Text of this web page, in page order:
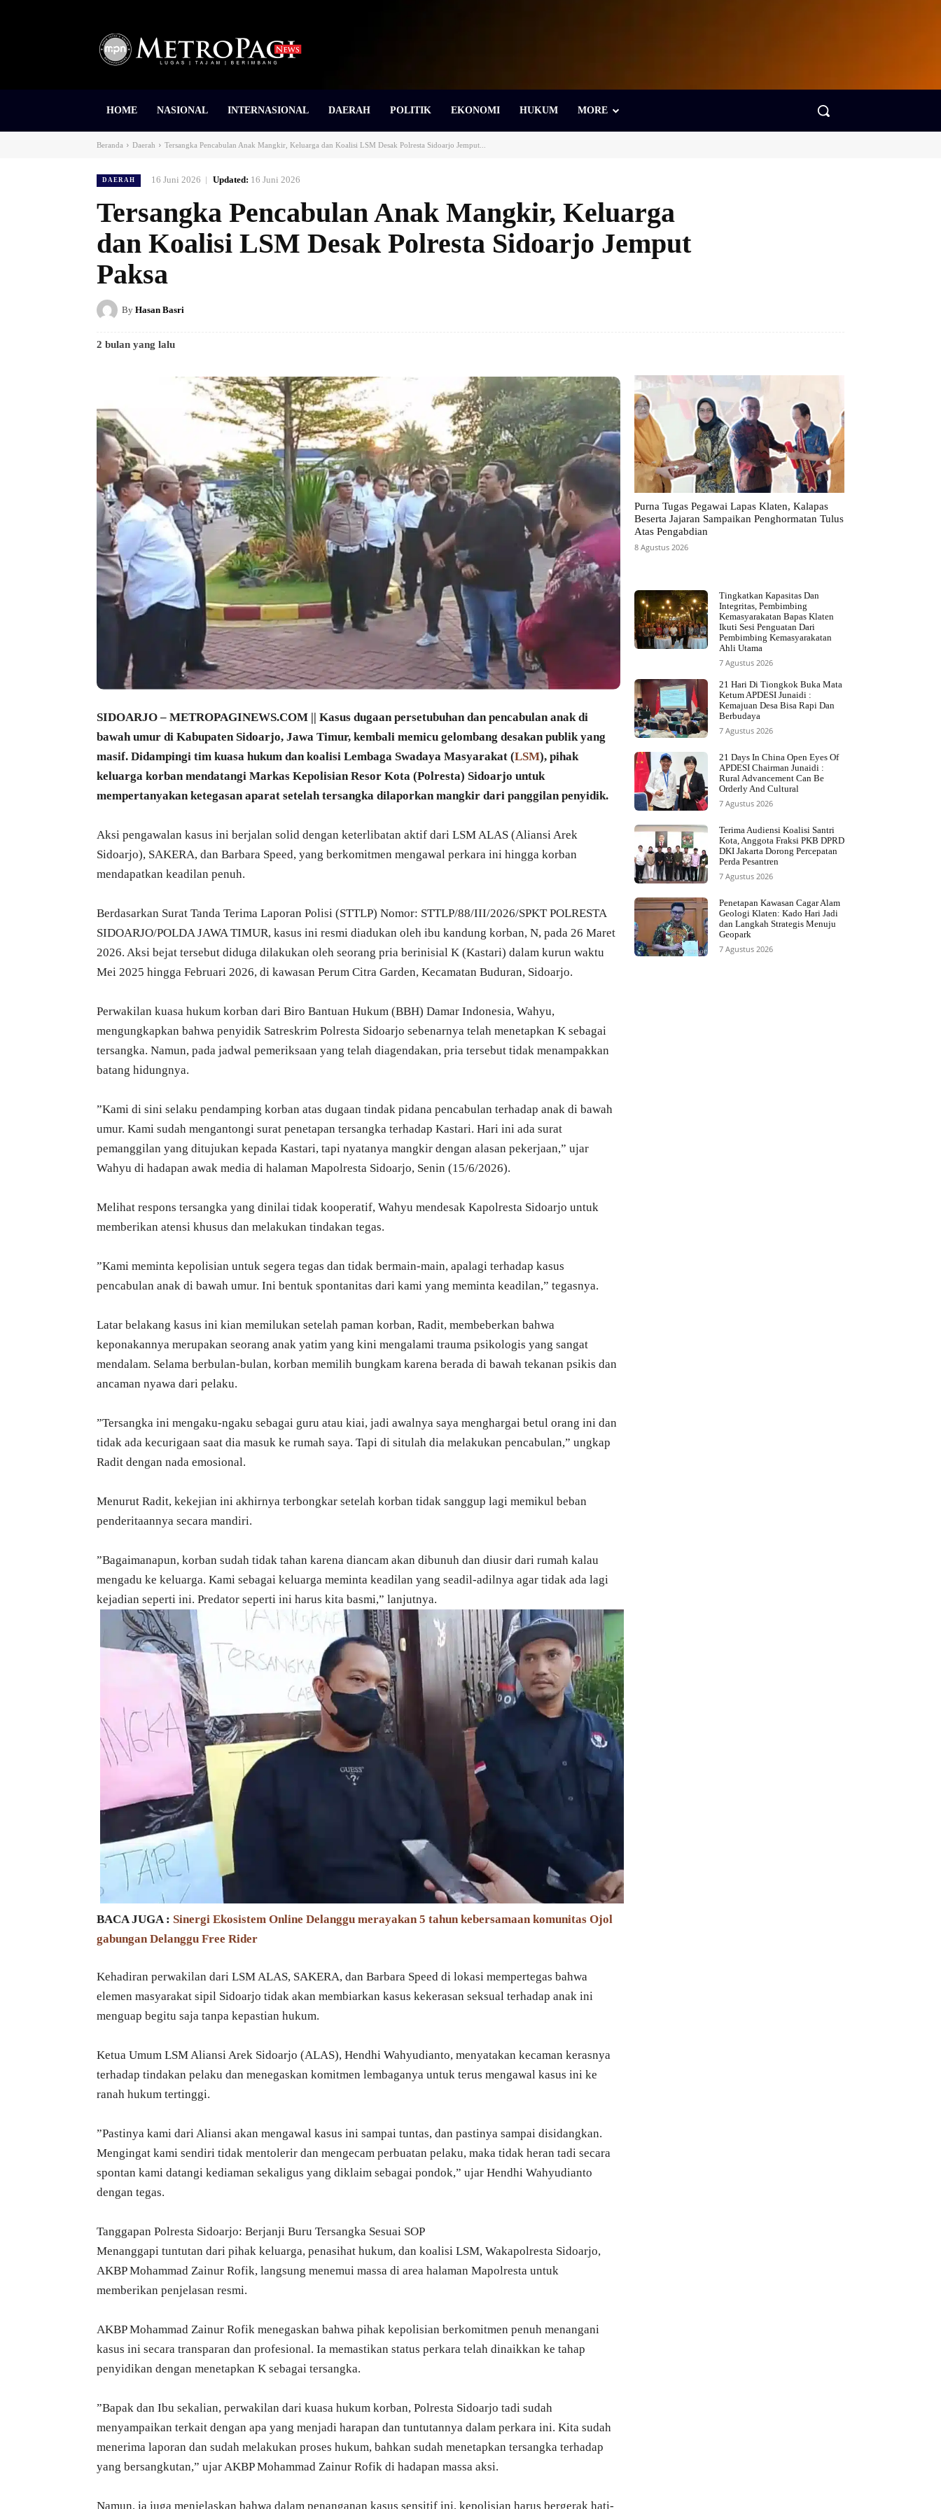
HOME NASIONAL INTERNASIONAL DAERAH POLITIK EKONOMI HUKUM MORE
Beranda Daerah Tersangka Pencabulan Anak Mangkir, Keluarga dan Koalisi LSM Desak Polresta Sidoarjo Jemput...
DAERAH 16 Juni 2026 Updated: 16 Juni 2026
Tersangka Pencabulan Anak Mangkir, Keluarga
dan Koalisi LSM Desak Polresta Sidoarjo Jemput
Paksa
By Hasan Basri
2 bulan yang lalu
SIDOARJO – METROPAGINEWS.COM || Kasus dugaan persetubuhan dan pencabulan anak di
bawah umur di Kabupaten Sidoarjo, Jawa Timur, kembali memicu gelombang desakan publik yang
masif. Didampingi tim kuasa hukum dan koalisi Lembaga Swadaya Masyarakat (LSM), pihak
keluarga korban mendatangi Markas Kepolisian Resor Kota (Polresta) Sidoarjo untuk
mempertanyakan ketegasan aparat setelah tersangka dilaporkan mangkir dari panggilan penyidik.
​Aksi pengawalan kasus ini berjalan solid dengan keterlibatan aktif dari LSM ALAS (Aliansi Arek
Sidoarjo), SAKERA, dan Barbara Speed, yang berkomitmen mengawal perkara ini hingga korban
mendapatkan keadilan penuh.
​Berdasarkan Surat Tanda Terima Laporan Polisi (STTLP) Nomor: STTLP/88/III/2026/SPKT POLRESTA
SIDOARJO/POLDA JAWA TIMUR, kasus ini resmi diadukan oleh ibu kandung korban, N, pada 26 Maret
2026. Aksi bejat tersebut diduga dilakukan oleh seorang pria berinisial K (Kastari) dalam kurun waktu
Mei 2025 hingga Februari 2026, di kawasan Perum Citra Garden, Kecamatan Buduran, Sidoarjo.
​Perwakilan kuasa hukum korban dari Biro Bantuan Hukum (BBH) Damar Indonesia, Wahyu,
mengungkapkan bahwa penyidik Satreskrim Polresta Sidoarjo sebenarnya telah menetapkan K sebagai
tersangka. Namun, pada jadwal pemeriksaan yang telah diagendakan, pria tersebut tidak menampakkan
batang hidungnya.
​”Kami di sini selaku pendamping korban atas dugaan tindak pidana pencabulan terhadap anak di bawah
umur. Kami sudah mengantongi surat penetapan tersangka terhadap Kastari. Hari ini ada surat
pemanggilan yang ditujukan kepada Kastari, tapi nyatanya mangkir dengan alasan pekerjaan,” ujar
Wahyu di hadapan awak media di halaman Mapolresta Sidoarjo, Senin (15/6/2026).
​Melihat respons tersangka yang dinilai tidak kooperatif, Wahyu mendesak Kapolresta Sidoarjo untuk
memberikan atensi khusus dan melakukan tindakan tegas.
​”Kami meminta kepolisian untuk segera tegas dan tidak bermain-main, apalagi terhadap kasus
pencabulan anak di bawah umur. Ini bentuk spontanitas dari kami yang meminta keadilan,” tegasnya.
​Latar belakang kasus ini kian memilukan setelah paman korban, Radit, membeberkan bahwa
keponakannya merupakan seorang anak yatim yang kini mengalami trauma psikologis yang sangat
mendalam. Selama berbulan-bulan, korban memilih bungkam karena berada di bawah tekanan psikis dan
ancaman nyawa dari pelaku.
​”Tersangka ini mengaku-ngaku sebagai guru atau kiai, jadi awalnya saya menghargai betul orang ini dan
tidak ada kecurigaan saat dia masuk ke rumah saya. Tapi di situlah dia melakukan pencabulan,” ungkap
Radit dengan nada emosional.
​Menurut Radit, kekejian ini akhirnya terbongkar setelah korban tidak sanggup lagi memikul beban
penderitaannya secara mandiri.
​”Bagaimanapun, korban sudah tidak tahan karena diancam akan dibunuh dan diusir dari rumah kalau
mengadu ke keluarga. Kami sebagai keluarga meminta keadilan yang seadil-adilnya agar tidak ada lagi
kejadian seperti ini. Predator seperti ini harus kita basmi,” lanjutnya.
BACA JUGA : Sinergi Ekosistem Online Delanggu merayakan 5 tahun kebersamaan komunitas Ojol
gabungan Delanggu Free Rider
​Kehadiran perwakilan dari LSM ALAS, SAKERA, dan Barbara Speed di lokasi mempertegas bahwa
elemen masyarakat sipil Sidoarjo tidak akan membiarkan kasus kekerasan seksual terhadap anak ini
menguap begitu saja tanpa kepastian hukum.
​Ketua Umum LSM Aliansi Arek Sidoarjo (ALAS), Hendhi Wahyudianto, menyatakan kecaman kerasnya
terhadap tindakan pelaku dan menegaskan komitmen lembaganya untuk terus mengawal kasus ini ke
ranah hukum tertinggi.
​”Pastinya kami dari Aliansi akan mengawal kasus ini sampai tuntas, dan pastinya sampai disidangkan.
Mengingat kami sendiri tidak mentolerir dan mengecam perbuatan pelaku, maka tidak heran tadi secara
spontan kami datangi kediaman sekaligus yang diklaim sebagai pondok,” ujar Hendhi Wahyudianto
dengan tegas.
​Tanggapan Polresta Sidoarjo: Berjanji Buru Tersangka Sesuai SOP
​Menanggapi tuntutan dari pihak keluarga, penasihat hukum, dan koalisi LSM, Wakapolresta Sidoarjo,
AKBP Mohammad Zainur Rofik, langsung menemui massa di area halaman Mapolresta untuk
memberikan penjelasan resmi.
​AKBP Mohammad Zainur Rofik menegaskan bahwa pihak kepolisian berkomitmen penuh menangani
kasus ini secara transparan dan profesional. Ia memastikan status perkara telah dinaikkan ke tahap
penyidikan dengan menetapkan K sebagai tersangka.
​”Bapak dan Ibu sekalian, perwakilan dari kuasa hukum korban, Polresta Sidoarjo tadi sudah
menyampaikan terkait dengan apa yang menjadi harapan dan tuntutannya dalam perkara ini. Kita sudah
menerima laporan dan sudah melakukan proses hukum, bahkan sudah menetapkan tersangka terhadap
yang bersangkutan,” ujar AKBP Mohammad Zainur Rofik di hadapan massa aksi.
​Namun, ia juga menjelaskan bahwa dalam penanganan kasus sensitif ini, kepolisian harus bergerak hati-
Purna Tugas Pegawai Lapas Klaten, Kalapas
Beserta Jajaran Sampaikan Penghormatan Tulus
Atas Pengabdian
8 Agustus 2026
Tingkatkan Kapasitas Dan
Integritas, Pembimbing
Kemasyarakatan Bapas Klaten
Ikuti Sesi Penguatan Dari
Pembimbing Kemasyarakatan
Ahli Utama
7 Agustus 2026
21 Hari Di Tiongkok Buka Mata
Ketum APDESI Junaidi :
Kemajuan Desa Bisa Rapi Dan
Berbudaya
7 Agustus 2026
21 Days In China Open Eyes Of
APDESI Chairman Junaidi :
Rural Advancement Can Be
Orderly And Cultural
7 Agustus 2026
Terima Audiensi Koalisi Santri
Kota, Anggota Fraksi PKB DPRD
DKI Jakarta Dorong Percepatan
Perda Pesantren
7 Agustus 2026
Penetapan Kawasan Cagar Alam
Geologi Klaten: Kado Hari Jadi
dan Langkah Strategis Menuju
Geopark
7 Agustus 2026